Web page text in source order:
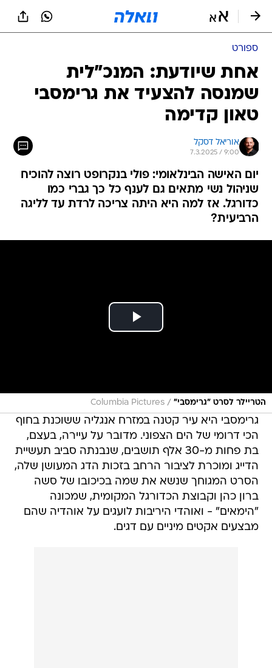
ספורט
אחת שיודעת: המנכ"לית
שמנסה להצעיד את גרימסבי
טאון קדימה
אוריאל דסקל
7.3.2025 / 9:00
יום האישה הבינלאומי: פולי בנקרופט רוצה להוכיח
שניהול נשי מתאים גם לענף כל כך גברי כמו
כדורגל. אז למה היא היתה צריכה לרדת עד לליגה
הרביעית?
הטריילר לסרט "גרימסבי" /
Columbia Pictures
גרימסבי היא עיר קטנה במזרח אנגליה ששוכנת בחוף
הכי דרומי של הים הצפוני. מדובר על עיירה, בעצם,
בת פחות מ-30 אלף תושבים, שנבנתה סביב תעשיית
הדייג ומוכרת לציבור הרחב בזכות הדג המעושן שלה,
הסרט המגוחך שנשא את שמה בכיכובו של סשה
ברון כהן וקבוצת הכדורגל המקומית, שמכונה
"הימאים" - ואוהדי היריבות לועגים על אוהדיה שהם
מבצעים אקטים מיניים עם דגים.